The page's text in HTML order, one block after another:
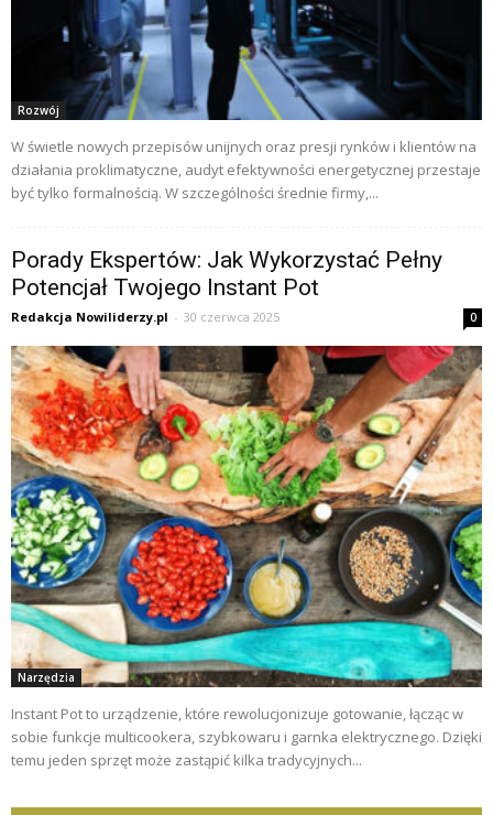
Rozwój
W świetle nowych przepisów unijnych oraz presji rynków i klientów na
działania proklimatyczne, audyt efektywności energetycznej przestaje
być tylko formalnością. W szczególności średnie firmy,...
Porady Ekspertów: Jak Wykorzystać Pełny
Potencjał Twojego Instant Pot
Redakcja Nowiliderzy.pl - 30 czerwca 2025 0
Narzędzia
Instant Pot to urządzenie, które rewolucjonizuje gotowanie, łącząc w
sobie funkcje multicookera, szybkowaru i garnka elektrycznego. Dzięki
temu jeden sprzęt może zastąpić kilka tradycyjnych...